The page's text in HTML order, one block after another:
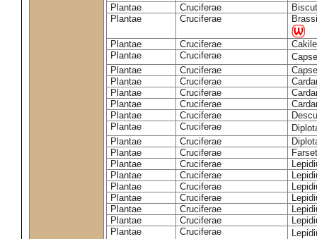
Plantae
Cruciferae
Plantae
Cruciferae
Plantae Cruciferae
Plantae
Cruciferae
Plantae
Cruciferae
Plantae
Cruciferae
Plantae
Cruciferae
Plantae
Cruciferae
Plantae
Cruciferae
Plantae
Cruciferae
Plantae
Cruciferae
Plantae
Cruciferae
Plantae
Cruciferae
Plantae
Cruciferae
Plantae
Cruciferae
Plantae
Cruciferae
Plantae
Cruciferae
Plantae
Cruciferae
Plantae
Cruciferae